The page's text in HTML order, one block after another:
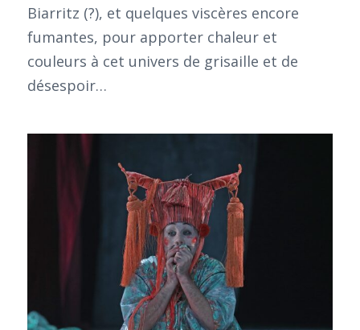
Biarritz (?), et quelques viscères encore
fumantes, pour apporter chaleur et
couleurs à cet univers de grisaille et de
désespoir…